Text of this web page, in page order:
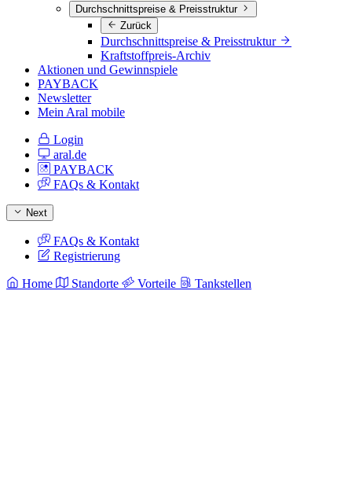
Durchschnittspreise & Preisstruktur
Zurück
Durchschnittspreise & Preisstruktur
Kraftstoffpreis-Archiv
Aktionen und Gewinnspiele
PAYBACK
Newsletter
Mein Aral mobile
Login
aral.de
PAYBACK
FAQs & Kontakt
Next
FAQs & Kontakt
Registrierung
Home Standorte Vorteile Tankstellen